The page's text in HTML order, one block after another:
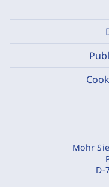
Mohr
D-